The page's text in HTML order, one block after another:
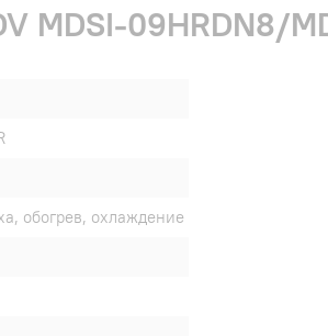
MDSI-09HRDN8/
обогрев, охлаждение